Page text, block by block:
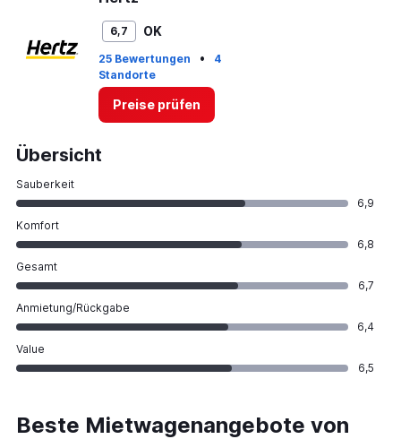
6,7 OK
25 Bewertungen •
4
Standorte
Preise prüfen
Übersicht
Sauberkeit
6,9
Komfort
6,8
Gesamt
6,7
Anmietung/Rückgabe
6,4
Value
6,5
Beste Mietwagenangebote von